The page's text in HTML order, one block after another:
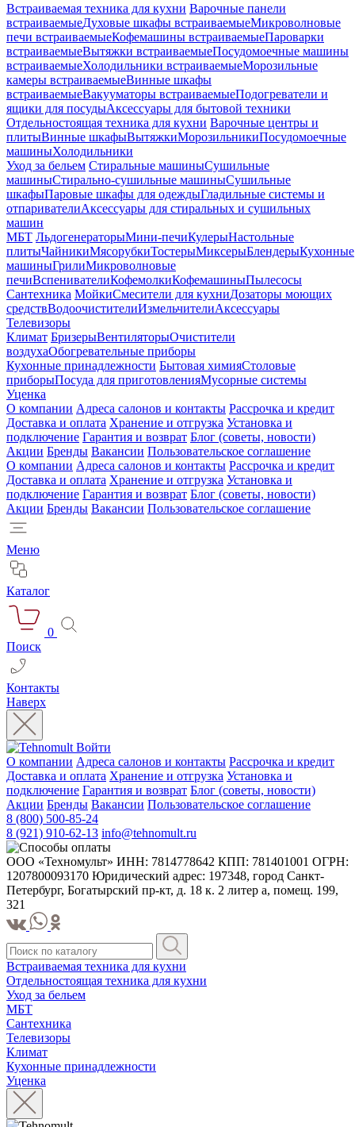
Встраиваемая техника для кухни Варочные панели
встраиваемыеДуховые шкафы встраиваемыеМикроволновые
печи встраиваемыеКофемашины встраиваемыеПароварки
встраиваемыеВытяжки встраиваемыеПосудомоечные машины
встраиваемыеХолодильники встраиваемыеМорозильные
камеры встраиваемыеВинные шкафы
встраиваемыеВакууматоры встраиваемыеПодогреватели и
ящики для посудыАксессуары для бытовой техники
Отдельностоящая техника для кухни Варочные центры и
плитыВинные шкафыВытяжкиМорозильникиПосудомоечные
машиныХолодильники
Уход за бельем Стиральные машиныСушильные
машиныСтирально-сушильные машиныСушильные
шкафыПаровые шкафы для одеждыГладильные системы и
отпаривателиАксессуары для стиральных и сушильных
машин
МБТ ЛьдогенераторыМини-печиКулерыНастольные
плитыЧайникиМясорубкиТостерыМиксерыБлендерыКухонные
машиныГрилиМикроволновые
печиВспенивателиКофемолкиКофемашиныПылесосы
Сантехника МойкиСмесители для кухниДозаторы моющих
средствВодоочистителиИзмельчителиАксессуары
Телевизоры
Климат БризерыВентиляторыОчистители
воздухаОбогревательные приборы
Кухонные принадлежности Бытовая химияСтоловые
приборыПосуда для приготовленияМусорные системы
Уценка
О компании Адреса салонов и контакты Рассрочка и кредит
Доставка и оплата Хранение и отгрузка Установка и
подключение Гарантия и возврат Блог (советы, новости)
Акции Бренды Вакансии Пользовательское соглашение
О компании Адреса салонов и контакты Рассрочка и кредит
Доставка и оплата Хранение и отгрузка Установка и
подключение Гарантия и возврат Блог (советы, новости)
Акции Бренды Вакансии Пользовательское соглашение
Меню
Каталог
0
Поиск
Контакты
Наверх
Войти
О компании Адреса салонов и контакты Рассрочка и кредит
Доставка и оплата Хранение и отгрузка Установка и
подключение Гарантия и возврат Блог (советы, новости)
Акции Бренды Вакансии Пользовательское соглашение
8 (800) 500-85-24
8 (921) 910-62-13 info@tehnomult.ru
ООО «Техномульт» ИНН: 7814778642 КПП: 781401001 ОГРН:
1207800093170 Юридический адрес: 197348, город Санкт-
Петербург, Богатырский пр-кт, д. 18 к. 2 литер а, помещ. 199,
321
Встраиваемая техника для кухни
Отдельностоящая техника для кухни
Уход за бельем
МБТ
Сантехника
Телевизоры
Климат
Кухонные принадлежности
Уценка